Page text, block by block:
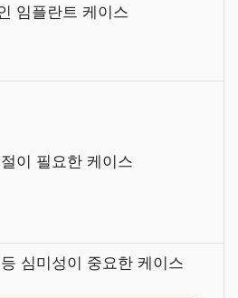
임플란트 케이스
이 필요한 케이스
심미성이 중요한 케이스